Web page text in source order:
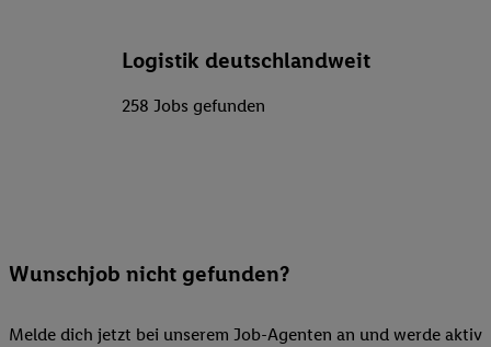
Logistik deutschlandweit
258 Jobs gefunden
Wunschjob nicht gefunden?
Melde dich jetzt bei unserem Job-Agenten an und werde aktiv